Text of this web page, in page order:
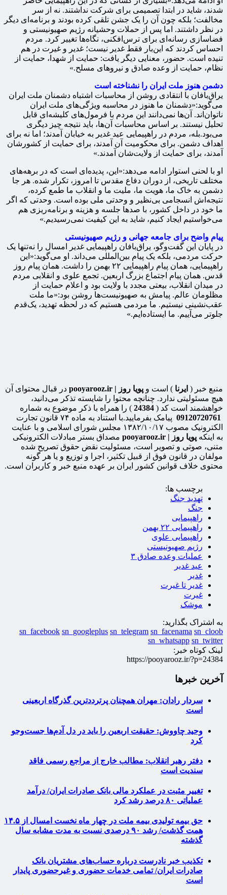
شدند، شاید در ابتدا تصمیمی برای شرکت نداشتند. نه از سر
مخالفت؛ بلکه چون آن را یک جشن تلقی کرده بودند و برنامه‌ای دیگر
در نظر داشتند. اما پس از حملات وحشیانه رژیم صهیونیستی و
فضاسازی رسانه‌ای برای ترس‌افکنی، نگاه‌ها تغییر کرد. مردم
احساس کردند که این‌بار فقط غدیر نیست؛ غدیر و غیرت در هم
تنیده است. حضور، معنایی دیگر یافت: حمایت از شهدا، حمایت از
نظام، حمایت از وعده صادق و نیروهای مسلح.»
دشمن هنوز ملت ایران را نشناخته است
یراق‌بافان با انتقادی روشن از محاسبات اشتباه دشمنان ملت ایران
می‌گوید:«دشمنان ما هنوز در محاسبه ویژگی‌های ملت ایران
ناتوان‌اند. آن‌ها نمی‌دانند این مردم با فرمول‌های کلیشه‌ای قابل
تحلیل نیستند. بر اساس محاسبات آن‌ها، باید نتیجه چیز دیگری
می‌بود.بله، مردم در راهپیمایی عید غدیر به خیابان آمدند؛ اما نه برای
اهداف دشمن. برای محکومیت آن آمدند، برای حمایت از کشورشان
آمدند، برای حمایت از ولایت‌شان آمدند.»
او با لحنی استوار ادامه می‌دهد:«این، پدیده‌ای است که در برهه‌های
مختلف تاریخی، از دوران دفاع مقدس تا امروز، تکرار شده. هر جا
دشمن به خاک ما، هویت ما، ملیت ما و انقلاب ما طمع کرده،
نتیجه‌اش انسجامی بی‌نظیر و وحدتی ملی بوده است. وحدتی که اگر
ما خود در داخل کشور، با صدها جلسه و هزینه و برنامه‌ریزی هم
می‌خواستیم ایجاد کنیم، شاید به این کیفیت نمی‌رسیدیم.»
پیام واضح برای جامعه جهانی و رژیم صهیونیستی
در پایان این گفت‌وگو، یراق‌بافان راهپیمایی غدیر امسال را نه‌تنها یک
حرکت مردمی، بلکه یک پیام بین‌المللی می‌داند. او می‌گوید:«این
راهپیمایی، همان پیام راهپیمایی ۲۲ بهمن را داشت. همان پیام روز
قدس. همان پیام اجتماع بزرگ اربعین. تجمع علوی و انقلابی مردم
در میدان انقلاب، بیعتی مجدد با ولایت بود و اعلام حمایت از
مظلومان عالم. پیامش به صهیونیست‌ها روشن بود:«ما ملت
عقب‌نشینی نیستیم. ما مردمی هستیم که در لحظه تهدید، یک‌قدم
جلوتر می‌آییم. ما ایستاده‌ایم.»
منبع خبر ( ایرنا ) است و پویا روز | pooyarooz.ir
در قبال محتوای آن
هیچ مسئولیتی ندارد. چنانچه محتوا را شایسته تذکر می‌دانید،
خواهشمند است کد (
) را همراه با ذکر موضوع به شماره
پیامک بفرمایید.با استناد به ماده ۷۴ قانون تجارت
الکترونیک مصوب ۱۳۸۲/۱۰/۱۷ مجلس شورای اسلامی و با عنایت
به اینکه پویا روز | pooyarooz.ir
مصداق بستر مبادلات الکترونیکی
متنی، صوتی و تصویر است، مسئولیت نقض حقوق تصریح شده
مولفان در قانون فوق از قبیل تکثیر، اجرا و توزیع و یا هر گونه
محتوی خلاف قوانین کشور ایران بر عهده منبع خبر و کاربران است.
برچسب ها:
تهدید جنگ
جنگ
راهپیمایی
راهپیمایی ۲۲ بهمن
راهپیمایی علوی
رژیم صهیونیستی
عملیات وعده صادق ۳
عید غدیر
غدیر
غدیر تا غیرت
غیرت
موشک
به اشتراک بگذارید:
sn_facebook sn_googleplus sn_telegram sn_facenama sn_cloob
sn_whatsapp sn_twitter
لینک کوتاه خبر:
https://pooyarooz.ir/?p=24384
آخرین خبرها
سردار رادان: مهران همچنان پرترددترین گذرگاه اربعینی
است
وحید چاووش: حقیقت اربعین را باید در دل آدم‌ها جست‌وجو
کرد
دفتر رهبر انقلاب: مطالب خارج از مراجع رسمی فاقد
سندیت است
تغییر مثبت در عملکرد مالی بانک صادرات ایران/ درآمد
عملیاتی ۸۰ درصد رشد کرد
حق بیمه تولیدی بیمه ملت در چهار ماه نخست امسال از ۱۴.۵
همت گذشت/ رشد ۹۰ درصدی نسبت به مدت مشابه سال
گذشته
تکذیب خبر نادرست درباره حساب‌های مشتریان بانک
صادرات ایران/ تمامی خدمات حضوری و غیرحضوری پایدار
است